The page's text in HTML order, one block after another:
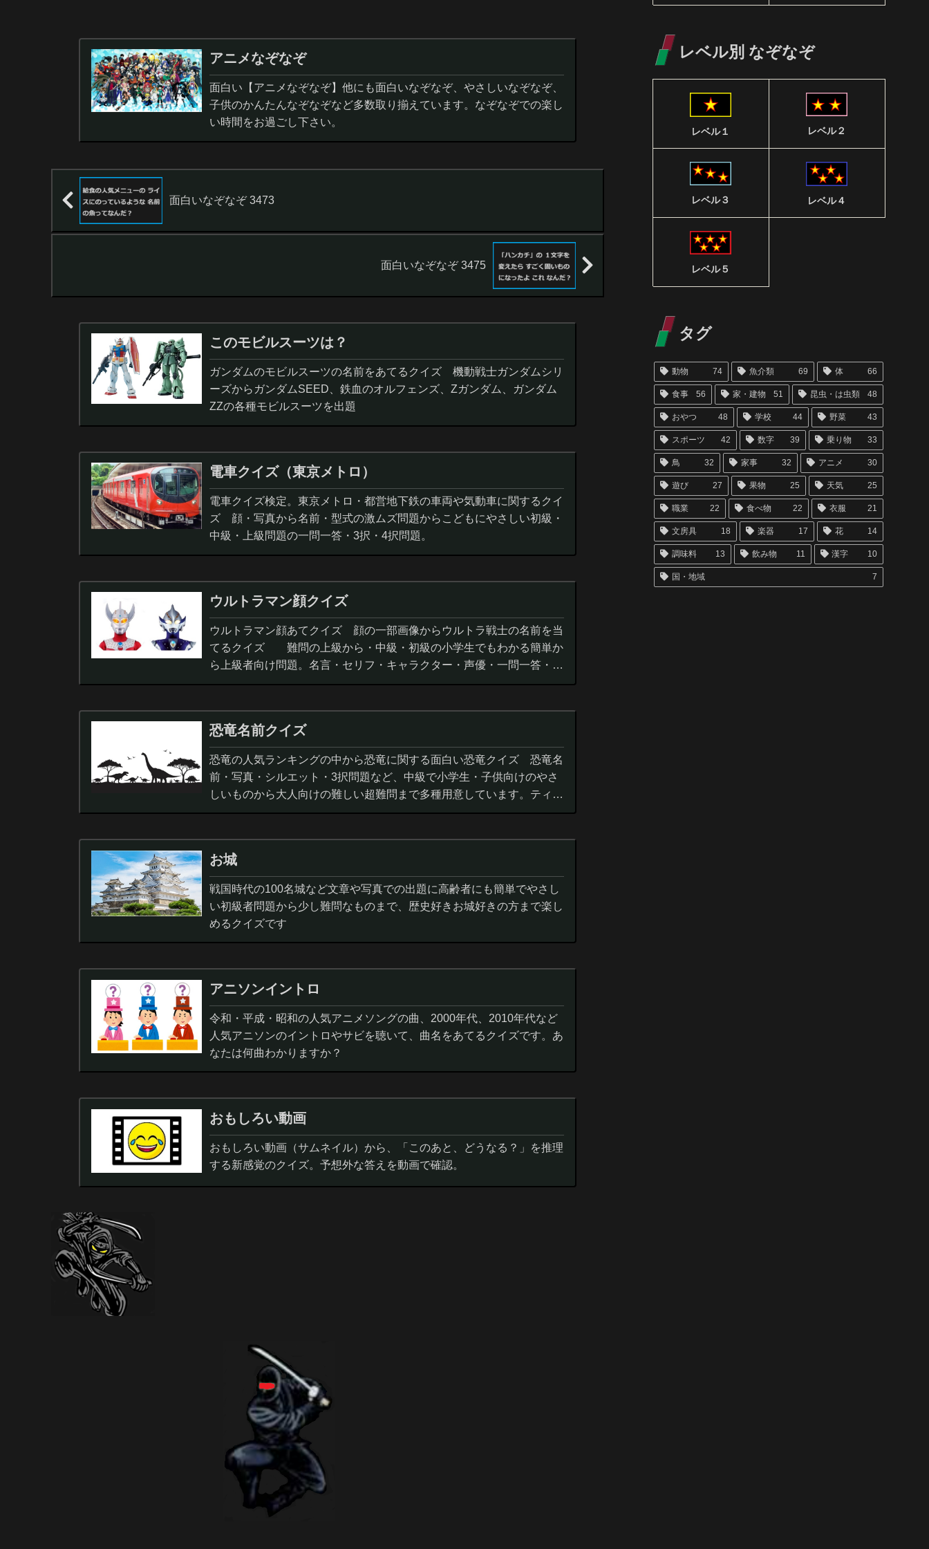
アニメなぞなぞ
面白い【アニメなぞなぞ】他にも面白いなぞなぞ、やさしいなぞなぞ、
子供のかんたんなぞなぞなど多数取り揃えています。なぞなぞでの楽し
い時間をお過ごし下さい。
面白いなぞなぞ 3473
面白いなぞなぞ 3475
このモビルスーツは？
ガンダムのモビルスーツの名前をあてるクイズ 機動戦士ガンダムシリ
ーズからガンダムSEED、鉄血のオルフェンズ、Zガンダム、ガンダム
ZZの各種モビルスーツを出題
電車クイズ（東京メトロ）
電車クイズ検定。東京メトロ・都営地下鉄の車両や気動車に関するクイ
ズ 顔・写真から名前・型式の激ムズ問題からこどもにやさしい初級・
中級・上級問題の一問一答・3択・4択問題。
ウルトラマン顔クイズ
ウルトラマン顔あてクイズ 顔の一部画像からウルトラ戦士の名前を当
てるクイズ 難問の上級から・中級・初級の小学生でもわかる簡単か
ら上級者向け問題。名言・セリフ・キャラクター・声優・一問一答・3
択問題まで。
恐竜名前クイズ
恐竜の人気ランキングの中から恐竜に関する面白い恐竜クイズ 恐竜名
前・写真・シルエット・3択問題など、中級で小学生・子供向けのやさ
しいものから大人向けの難しい超難問まで多種用意しています。ティラ
ノサウルス,スピノサウルス,アロサウルス,モササ...
お城
戦国時代の100名城など文章や写真での出題に高齢者にも簡単でやさし
い初級者問題から少し難問なものまで、歴史好きお城好きの方まで楽し
めるクイズです
アニソンイントロ
令和・平成・昭和の人気アニメソングの曲、2000年代、2010年代など
人気アニソンのイントロやサビを聴いて、曲名をあてるクイズです。あ
なたは何曲わかりますか？
おもしろい動画
おもしろい動画（サムネイル）から、「このあと、どうなる？」を推理
する新感覚のクイズ。予想外な答えを動画で確認。
レベル別 なぞなぞ
レベル１ レベル２
レベル３ レベル４
レベル５
タグ
動物 74 魚介類 69 体 66
食事 56 家・建物 51 昆虫・は虫類 48
おやつ 48 学校 44 野菜 43
スポーツ 42 数字 39 乗り物 33
鳥 32 家事 32 アニメ 30
遊び 27 果物 25 天気 25
職業 22 食べ物 22 衣服 21
文房具 18 楽器 17 花 14
調味料 13 飲み物 11 漢字 10
国・地域 7